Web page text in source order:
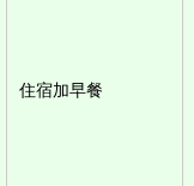
住宿加早餐